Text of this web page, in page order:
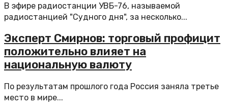
В эфире радиостанции УВБ-76, называемой
радиостанцией "Судного дня", за несколько...
Эксперт Смирнов: торговый профицит
положительно влияет на
национальную валюту
По результатам прошлого года Россия заняла третье
место в мире...